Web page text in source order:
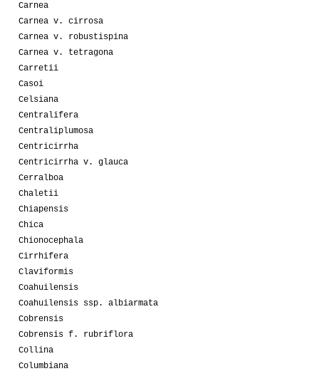
Carnea
Carnea v. cirrosa
Carnea v. robustispina
Carnea v. tetragona
Carretii
Casoi
Celsiana
Centralifera
Centraliplumosa
Centricirrha
Centricirrha v. glauca
Cerralboa
Chaletii
Chiapensis
Chica
Chionocephala
Cirrhifera
Claviformis
Coahuilensis
Coahuilensis ssp. albiarmata
Cobrensis
Cobrensis f. rubriflora
Collina
Columbiana